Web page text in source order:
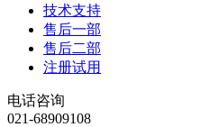
技术支持
售后一部
售后二部
注册试用
电话咨询
021-68909108